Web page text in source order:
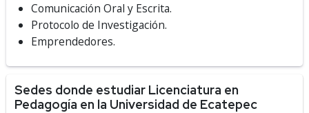
Comunicación Oral y Escrita.
Protocolo de Investigación.
Emprendedores.
Sedes donde estudiar Licenciatura en
Pedagogía en la Universidad de Ecatepec